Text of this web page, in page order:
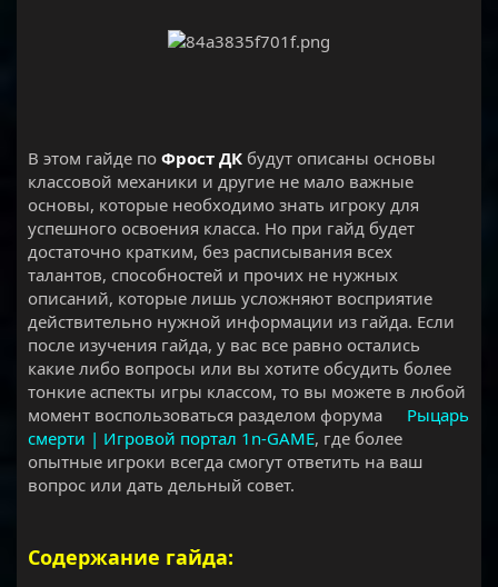
В этом гайде по Фрост ДК будут описаны основы
классовой механики и другие не мало важные
основы, которые необходимо знать игроку для
успешного освоения класса. Но при гайд будет
достаточно кратким, без расписывания всех
талантов, способностей и прочих не нужных
описаний, которые лишь усложняют восприятие
действительно нужной информации из гайда. Если
после изучения гайда, у вас все равно остались
какие либо вопросы или вы хотите обсудить более
тонкие аспекты игры классом, то вы можете в любой
момент воспользоваться разделом форума
Рыцарь
смерти | Игровой портал 1n-GAME, где более
опытные игроки всегда смогут ответить на ваш
вопрос или дать дельный совет.
Содержание гайда: